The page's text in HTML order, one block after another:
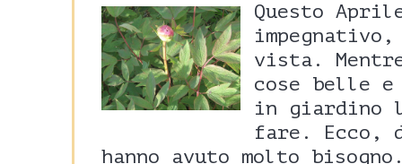
Questo
vista.
cose belle e
in giardino
fare. Ecco,
hanno avuto molto